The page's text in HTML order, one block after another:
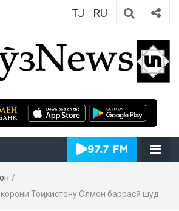
TJ RU
ИмрӯзNews
/
Тоҷикистону Олмон баррасӣ шуд